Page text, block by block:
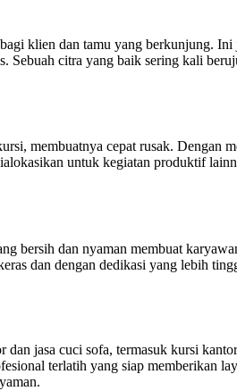
klien dan tamu yang berkunjung.
citra yang baik sering kali
membuatnya cepat rusak. Dengan
untuk kegiatan produktif
bersih dan nyaman membuat
dan dengan dedikasi yang lebih
jasa cuci sofa, termasuk kursi
terlatih yang siap memberikan